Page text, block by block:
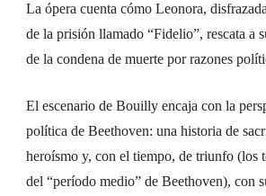
La ópera cuenta cómo Leonora,
de la prisión llamado “Fidelio”, rescata a
de la condena de muerte por razones
El escenario de Bouilly encaja con la
política de Beethoven: una historia de
heroísmo y, con el tiempo, de triunfo (los
del “período medio” de Beethoven), con